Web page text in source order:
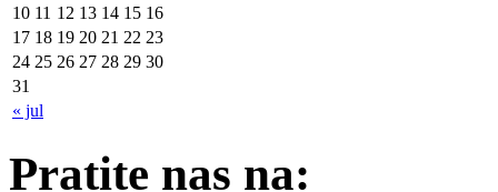
« jul
10 11 12 13 14 15 16
17 18 19 20 21 22 23
24 25 26 27 28 29 30
31
Pratite nas na: